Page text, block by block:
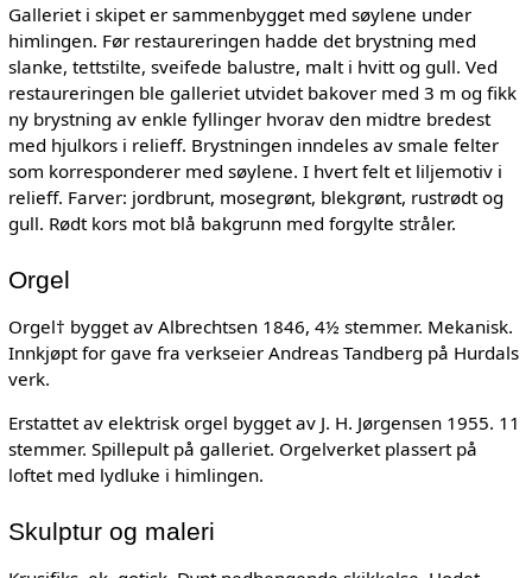
Galleriet i skipet er sammenbygget med søylene under
himlingen. Før restaureringen hadde det brystning med
slanke, tettstilte, sveifede balustre, malt i hvitt og gull. Ved
restaureringen ble galleriet utvidet bakover med 3 m og fikk
ny brystning av enkle fyllinger hvorav den midtre bredest
med hjulkors i relieff. Brystningen inndeles av smale felter
som korresponderer med søylene. I hvert felt et liljemotiv i
relieff. Farver: jordbrunt, mosegrønt, blekgrønt, rustrødt og
gull. Rødt kors mot blå bakgrunn med forgylte stråler.
Orgel
Orgel† bygget av Albrechtsen 1846, 4½ stemmer. Mekanisk.
Innkjøpt for gave fra verkseier Andreas Tandberg på Hurdals
verk.
Erstattet av elektrisk orgel bygget av J. H. Jørgensen 1955. 11
stemmer. Spillepult på galleriet. Orgelverket plassert på
loftet med lydluke i himlingen.
Skulptur og maleri